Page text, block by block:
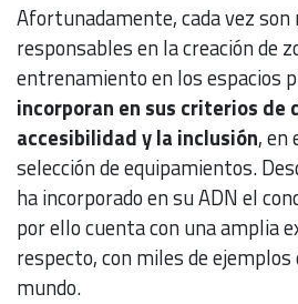
Afortunadamente, cada vez son
responsables en la creación de
entrenamiento en los espacios
incorporan en sus criterios de
accesibilidad y la inclusión, en
selección de equipamientos.
ha incorporado en su ADN el
por ello cuenta con una amplia
respecto, con miles de ejemplos
mundo.